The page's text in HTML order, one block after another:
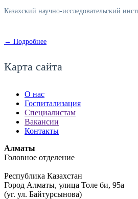
Казахский научно-исследовательский
→ Подробнее
Карта сайта
О нас
Госпитализация
Специалистам
Вакансии
Контакты
Алматы
Головное отделение
Республика Казахстан
Город Алматы, улица Толе би, 95а
(уг. ул. Байтурсынова)